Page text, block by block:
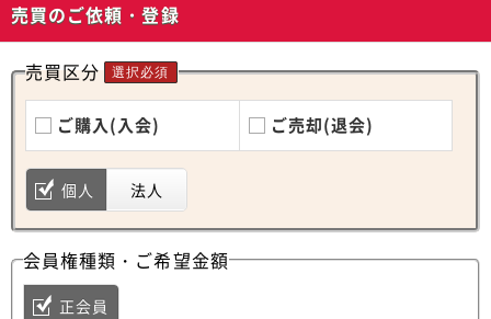
売買のご依頼・登録
売買区分 選択必須
ご購入(入会) ご売却(退会)
個人 法人
会員権種類・ご希望金額
正会員